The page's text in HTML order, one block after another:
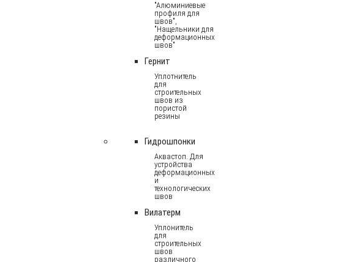
"Алюминиевые
профиля для
швов",
"Нащельники для
деформационных
швов"
Гернит
Уплотнитель
для
строительных
швов из
пористой
резины
Гидрошпонки
Аквастоп. Для
устройства
деформационных
и
технологических
швов
Вилатерм
Уплонитель
для
строительных
швов
различного